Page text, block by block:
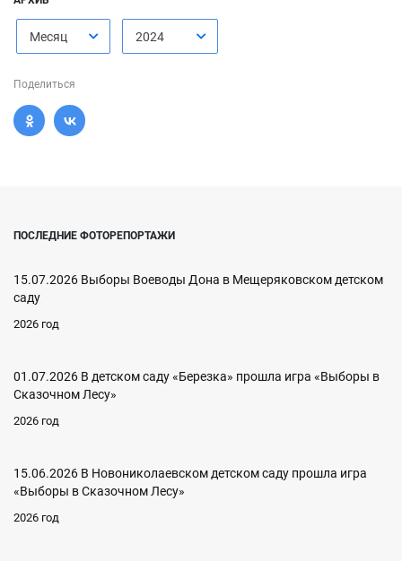
Месяц 2024
Поделиться
ПОСЛЕДНИЕ ФОТОРЕПОРТАЖИ
15.07.2026 Выборы Воеводы Дона в Мещеряковском детском
саду
2026 год
01.07.2026 В детском саду «Березка» прошла игра «Выборы в
Сказочном Лесу»
2026 год
15.06.2026 В Новониколаевском детском саду прошла игра
«Выборы в Сказочном Лесу»
2026 год